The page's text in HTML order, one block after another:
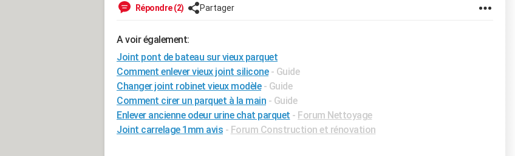
Répondre (2) Partager
A voir également:
Joint pont de bateau sur vieux parquet
Comment enlever vieux joint silicone - Guide
Changer joint robinet vieux modèle - Guide
Comment cirer un parquet à la main - Guide
Enlever ancienne odeur urine chat parquet - Forum Nettoyage
Joint carrelage 1mm avis - Forum Construction et rénovation